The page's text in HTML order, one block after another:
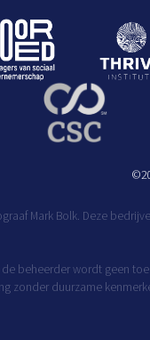
©
Mark Bolk. Deze
beheerder wordt geen
zonder duurzame